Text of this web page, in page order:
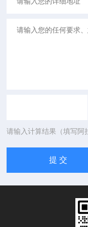
请输入计算结果（填写阿